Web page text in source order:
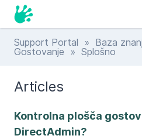
Support Portal » Baza
Gostovanje » Splošno
Articles
Kontrolna plošča
DirectAdmin?